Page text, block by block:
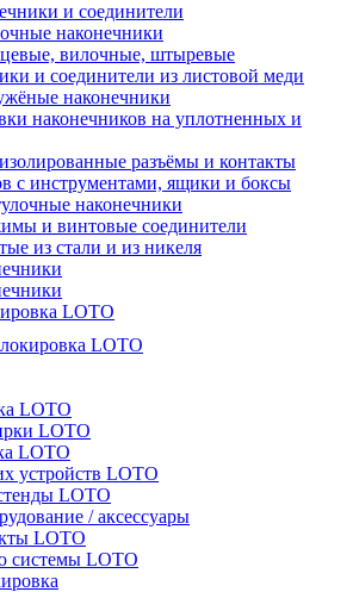
и соединители
наконечники
вилочные, штыревые
и соединители из листовой меди
наконечники
наконечников на уплотненных и
разъёмы и контакты
с инструментами, ящики и боксы
наконечники
и винтовые соединители
из стали и из никеля
LOTO
LOTO
LOTO
LOTO
LOTO
устройств LOTO
LOTO
/ аксессуары
LOTO
системы LOTO